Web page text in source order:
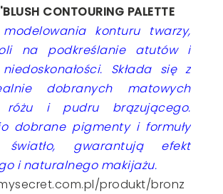
CONTOURING PALETTE
konturu twarzy,
na podkreślanie atutów i
Składa się z
dobranych matowych
różu i pudru brązującego.
dobrane pigmenty i formuły
światło, gwarantują efekt
i naturalnego makijażu.
produkt/bronz